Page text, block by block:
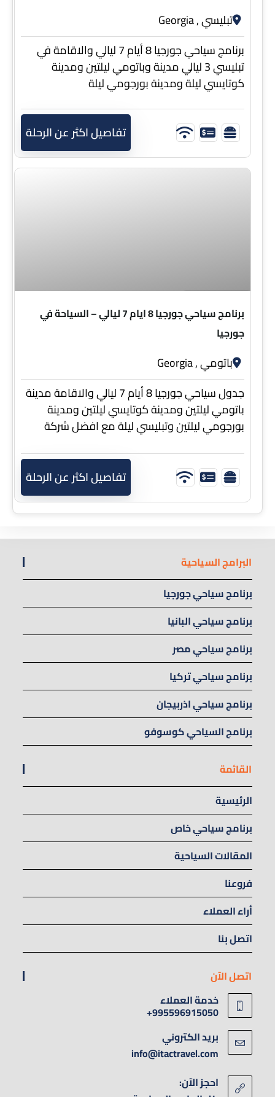
تبليسي , Georgia
برنامج سياحي جورجيا 8 أيام 7 ليالي والاقامة في
تبليسي 3 ليالي مدينة وباتومي ليلتين ومدينة
كوتايسي ليلة ومدينة بورجومي ليلة
تفاصيل اكثر عن الرحلة
برنامج سياحي جورجيا 8 ايام 7 ليالي – السياحة في
جورجيا
باتومي , Georgia
جدول سياحي جورجيا 8 أيام 7 ليالي والاقامة مدينة
باتومي ليلتين ومدينة كوتايسي ليلتين ومدينة
بورجومي ليلتين وتبليسي ليلة مع افضل شركة
تفاصيل اكثر عن الرحلة
البرامج السياحية
برنامج سياحي جورجيا
برنامج سياحي البانيا
برنامج سياحي مصر
برنامج سياحي تركيا
برنامج سياحي اذربيجان
برنامج السياحي كوسوفو
القائمة
الرئيسية
برنامج سياحي خاص
المقالات السياحية
فروعنا
أراء العملاء
اتصل بنا
اتصل الآن
خدمة العملاء
995596915050+
بريد الكتروني
info@itactravel.com
احجز الآن: